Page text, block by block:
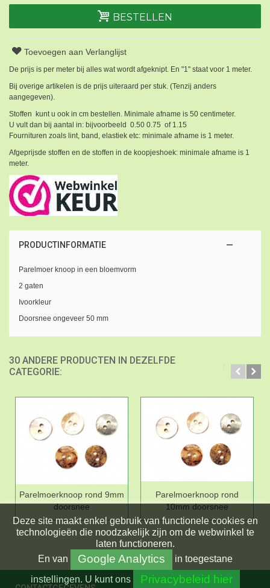
BESTELLEN
Toevoegen aan Verlanglijst
De prijs is per meter bij alles wat wordt afgeknipt. En "1" staat voor 1 meter.
Bij overige artikelen is de prijs uiteraard per stuk. (Tenzij anders
aangegeven).
Stoffen kunt u ook in cm bestellen. Minimale afname is 50 centimeter.
U vult dan bij aantal in: bijvoorbeeld 0.50 0.75 of 1.15
Fournituren zoals lint, band, elastiek etc: minimale afname is 1 meter.
Afgeprijsde stoffen en de stoffen in de koopjeshoek: minimale afname is 1
meter.
PRODUCTINFORMATIE
Parelmoer knoop in een bloemvorm
2 gaten
Ivoorkleur
Doorsnee ongeveer 50 mm
30 ANDERE PRODUCTEN IN DEZELFDE
CATEGORIE:
Parelmoerknoop rond 9mm
doorsnee
Parelmoerknoop rond
10mm doorsnee
Deze site maakt enkel gebruik van functionele cookies en
technologieën die noodzakelijk zijn om de webwinkel te
laten functioneren.
En van Google Analytics
in toegestane
instellingen. U kunt ons Privacybeleid hier